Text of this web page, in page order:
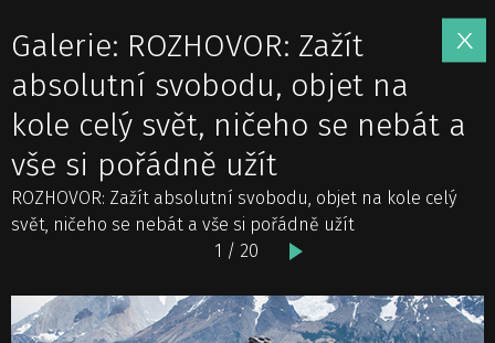
Galerie: ROZHOVOR: Zažít
absolutní svobodu, objet na
kole celý svět, ničeho se nebát a
vše si pořádně užít
ROZHOVOR: Zažít absolutní svobodu, objet na kole celý
svět, ničeho se nebát a vše si pořádně užít
1 / 20